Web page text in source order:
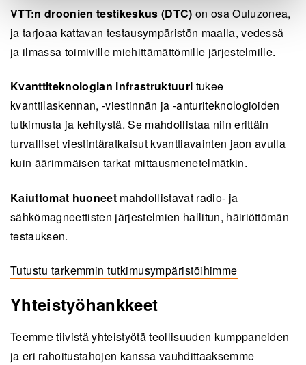
VTT:n droonien testikeskus (DTC) on osa Ouluzonea,
ja tarjoaa kattavan testausympäristön maalla, vedessä
ja ilmassa toimiville miehittämättömille järjestelmille.
Kvanttiteknologian infrastruktuuri tukee
kvanttilaskennan, -viestinnän ja -anturiteknologioiden
tutkimusta ja kehitystä. Se mahdollistaa niin erittäin
turvalliset viestintäratkaisut kvanttiavainten jaon avulla
kuin äärimmäisen tarkat mittausmenetelmätkin.
Kaiuttomat huoneet mahdollistavat radio- ja
sähkömagneettisten järjestelmien hallitun, häiriöttömän
testauksen.
Tutustu tarkemmin tutkimusympäristöihimme
Yhteistyöhankkeet
Teemme tiivistä yhteistyötä teollisuuden kumppaneiden
ja eri rahoitustahojen kanssa vauhdittaaksemme